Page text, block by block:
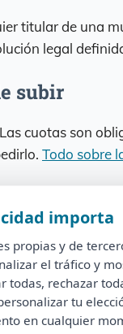
titular de una
legal
subir
cuotas son
Todo sobre
cuando
semana flotante
cuotas
importa
propias y de
el tráfico y
todas, rechazar
tu
en cualquier
importa
propias y de
el tráfico y
todas, rechazar
tu
en cualquier